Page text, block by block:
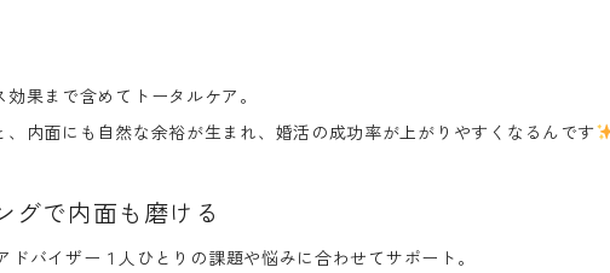
果まで含めてトータルケア。
、内面にも自然な余裕が生まれ、婚活の成功率が上がりやすくなるんです
グで内面も磨ける
ドバイザー１人ひとりの課題や悩みに合わせてサポート。